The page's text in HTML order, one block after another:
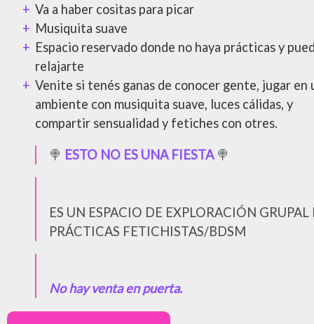
Va a haber cositas para picar
Musiquita suave
Espacio reservado donde no haya prácticas y
relajarte
Venite si tenés ganas de conocer gente, jugar en
ambiente con musiquita suave, luces cálidas, y
compartir sensualidad y fetiches con otres.
🍭 ESTO NO ES UNA FIESTA🍭
ES UN ESPACIO DE EXPLORACIÓN GRUPAL
PRÁCTICAS FETICHISTAS/BDSM
No hay venta en puerta.